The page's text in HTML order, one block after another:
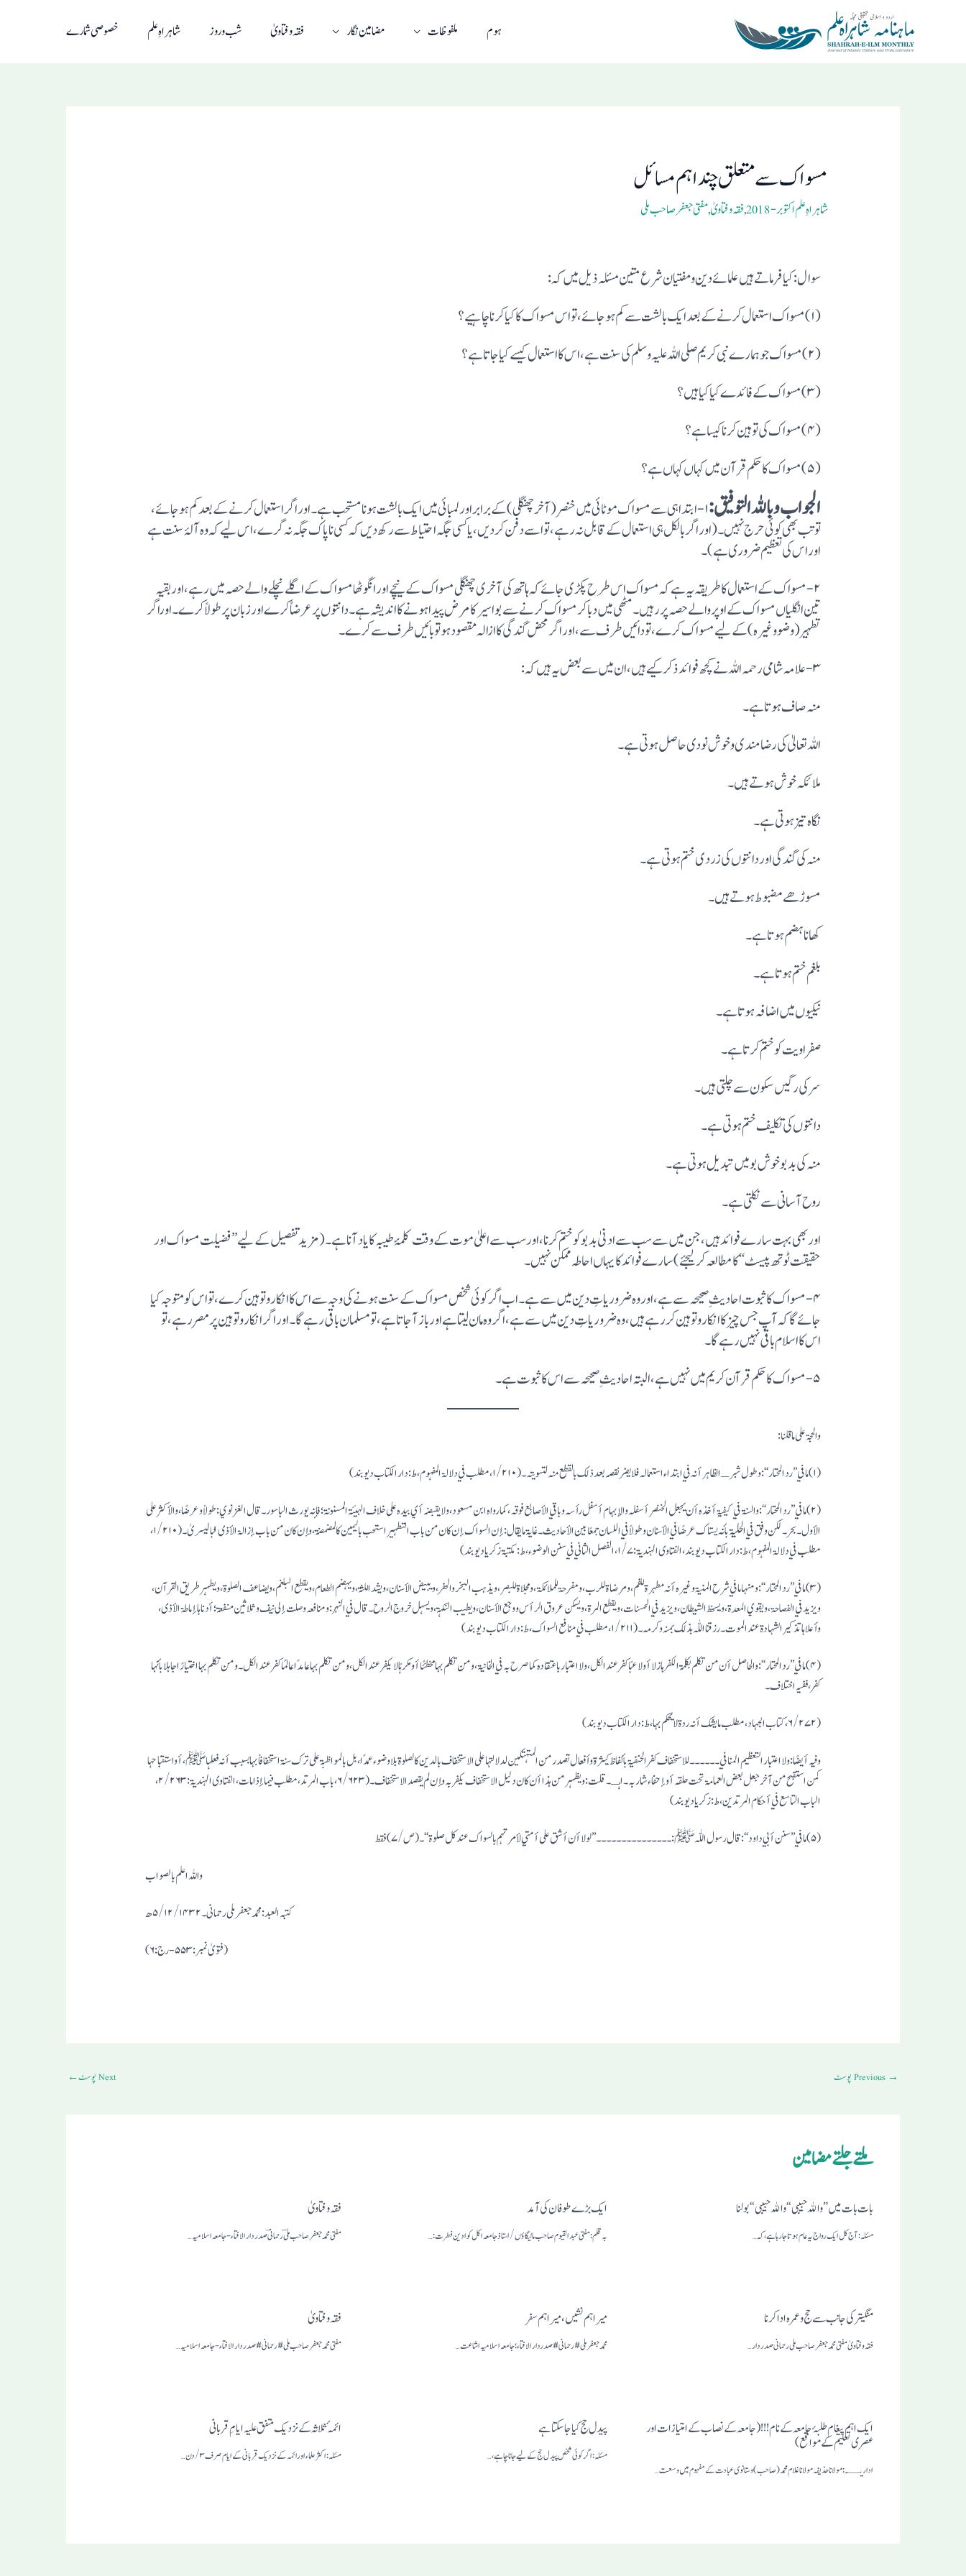
ہوم ملفوظات مضامین نگار فقہ و فتاویٰ شب و روز شاہراہِ علم خصوصی شمارے
مسواک سے متعلق چند اہم مسائل
شاہراہِ علم اکتوبر- 2018 ,فقہ و فتاویٰ,مفتی جعفر صاحب ملی
سوال: کیا فرما تے ہیں علمائے دین ومفتیان شرع متین مسئلہ ذیل میں کہ :
(۱)مسو اک استعمال کر نے کے بعد ایک با لشت سے کم ہوجا ئے، تو اس مسوا ک کا کیا کر نا چا ہیے ؟
(۲)مسو اک جو ہما رے نبی کر یم صلی اللہ علیہ وسلم کی سنت ہے ، اس کا استعما ل کیسے کیا جاتا ہے ؟
(۳) مسوا ک کے فا ئدے کیا کیا ہیں ؟
(۴) مسو ا ک کی تو ہین کرنا کیسا ہے ؟
(۵) مسو ا ک کا حکم قر آ ن میں کہا ں کہاں ہے ؟
الجواب وباللہ التوفیق : ۱- ابتد ا ہی سے مسو ا ک مو ٹا ئی میں خنصر (آخر چھنگلی ) کے برابر اور لمبائی میں ایک بالشت ہو نا مستحب ہے۔ اور اگر استعما ل کر نے کے بعد کم ہو جائے،
تو تب بھی کوئی حرج نہیں۔ (اور اگر بالکل ہی استعما ل کے قا بل نہ رہے، تو اسے دفن کردیں، یا کسی جگہ احتیاط سے رکھ دیں کہ کسی ناپاک جگہ نہ گر ے، اس لیے کہ وہ آلۂ سنت ہے
اور اس کی تعظیم ضروری ہے)۔
۲- مسو اک کے استعمال کا طریقہ یہ ہے کہ مسو اک اس طرح پکڑی جائے کہ ہا تھ کی آخری چھنگلی مسواک کے نیچے اور انگو ٹھا مسواک کے اگلے نچلے والے حصہ میں رہے، اور بقیہ
تین انگلیاں مسو اک کے اوپر والے حصہ پر رہیں۔مٹھی میں دبا کر مسوا ک کر نے سے بو اسیر کا مر ض پید ا ہو نے کا اندیشہ ہے۔ دانتو ں پر عرضاً کر ے اور زبا ن پر طو لاً کرے۔ اوراگر
تطہیر (وضو وغیرہ ) کے لیے مسو اک کرے، تو دائیں طر ف سے، اور اگر محض گند گی کا ازالہ مقصو د ہو تو با ئیں طر ف سے کر ے۔
۳- علا مہ شامی رحمہ اللہ نے کچھ فو ائد ذکر کیے ہیں، ان میں سے بعض یہ ہیں کہ:
منہ صاف ہو تا ہے۔
اللہ تعالیٰ کی رضا مند ی وخوش نو دی حاصل ہو تی ہے۔
ملا ئکہ خو ش ہو تے ہیں۔
نگا ہ تیز ہو تی ہے۔
منہ کی گند گی اور دانتو ں کی زرد ی ختم ہو تی ہے۔
مسو ڑھے مضبو ط ہو تے ہیں۔
کھا نا ہضم ہو تا ہے۔
بلغم ختم ہو تا ہے۔
نیکیوں میں اضا فہ ہوتا ہے۔
صفراویت کو ختم کرتا ہے۔
سرکی رگیں سکو ن سے چلتی ہیں۔
دانتو ں کی تکلیف ختم ہو تی ہے۔
منہ کی بد بو خو ش بو میں تبد یل ہو تی ہے۔
روح آ سا نی سے نکلتی ہے۔
اوربھی بہت سارے فو ائد ہیں ،جن میں سے سب سے ادنیٰ بد بو کو ختم کرنا، اور سب سے اعلیٰ مو ت کے وقت کلمۂ طیبہ کا یا د آ نا ہے۔ (مزید تفصیل کے لیے’’ فضیلت مسو ا ک اور
حقیقت ٹو تھ پیسٹ ‘‘ کا مطالعہ کر لیجئے) سارے فو ائد کا یہا ں احا طہ ممکن نہیں۔
۴- مسوا ک کا ثبو ت احا دیثِ صحیحہ سے ہے، اور وہ ضروریاتِ دین میں سے ہے۔ اب اگر کوئی شخص مسو اک کے سنت ہو نے کی وجہ سے اس کا انکار و تو ہین کر ے، تو اس کو متو جہ کیا
جائے گا کہ آپ جس چیز کا انکا ر و تو ہین کر رہے ہیں، وہ ضروریاتِ دین میں سے ہے ، اگروہ ما ن لیتا ہے اور با ز آجاتا ہے ، تو مسلما ن باقی رہے گا۔اور اگر انکا ر و تو ہین پر مصر رہے،تو
اس کا اسلا م با قی نہیں رہے گا۔
۵- مسو اک کا حکم قر آن کریم میں نہیں ہے ، البتہ احادیثِ صحیحہ سے اس کا ثبو ت ہے۔
والحجۃ علی ما قلنا :
(۱) ما في ’’ رد المحتار ‘‘ : وطول شبر ـ الظاہر أنہ في ابتداء استعمالہ فلا یضر نقصہ بعد ذلک بالقطع منہ لتسویتہ ۔ (۱/۲۱۰ ، مطلب في دلالۃ المفہوم ، ط : دار الکتاب دیوبند)
(۲) ما في ’’ رد المحتار ‘‘ : والسنۃ في کیفیۃ أخذہ أن یجعل الخنصر أسفلہ والإبہام أسفل رأسہ وباقي الأصابع فوقہ ، کما رواہ ابن مسعود ، ولا یقبضہ أي بیدہ علی خلاف الہیئۃ المسنونۃ ؛ فإنہ یورث الباسور ۔ قال الغزنوي : طولاً وعرضًا ، والأکثر علی
الأول ۔ بحر ۔ لکن وفق في الحلیۃ بأنہ یستاک عرضًا في الأسنان وطولاً في اللسان جمعًا بین الأحادیث ۔ غایۃ ما یقال : إن السواک إن کان من باب التطہیر استحب بالیمین کالمضمضۃ ، وإن کان من باب إزالۃ الأذی فبالیسریٰ ۔ (۱/۲۱۰ ،
مطلب في دلالۃ المفہوم ، ط : دار الکتاب دیوبند ، الفتاوی الہندیۃ : ۱/۷ ، الفصل الثاني في سنن الوضوء ، ط : مکتبۃ زکریا دیوبند)
(۳) ما في ’’ رد المحتار ‘‘ : ومنہا ما في شرح المنیۃ وغیرہ أنہ مطہرۃ للفم ، ومرضاۃ للرب ، ومفرحۃ للملائکۃ ، ومجلاۃ للبصر ، ویذہب البخر والحفر ، ویبیض الأسنان ، ویشد اللثۃ ، ویہضم الطعام ، ویقطع البلغم ، ویضاعف الصلوۃ ، ویطہر طریق القرآن ،
ویزید في الفصاحۃ ، ویقوي المعدۃ ، ویسخط الشیطان ، ویزید في الحسنات ، ویقطع المرۃ ، ویسکن عروق الرأس ووجع الأسنان ، ویطیب النکہۃ ، ویسہل خروج الروح ۔ قال في النہر : ومنافعہ وصلت إلی نیف وثلاثین منفعۃ ؛ أدناہا إماطۃ الأذی ،
وأعلاہا تذکیر الشہادۃ عند الموت ۔ رزقنا اللّٰہ بذلک بمنہ وکرمہ ۔ (۱/۲۱۱ ، مطلب في منافع السواک ، ط : دار الکتاب دیوبند)
(۴) ما في ’’ رد المحتار ‘‘ : والحاصل أن من تکلم بکلمۃ الکفر ہازلا أو لاعبًا کفر عند الکل ، ولا اعتبار باعتقادہ کما صرح بہ في الخانیۃ ، ومن تکلم بہا مخطئًا أو مکرہًا لا یکفر عندالکل ، ومن تکلم بہا عامدًا عالمًا کفر عند الکل ۔ ومن تکلم بہا اختیارًا جاہلا بأنہا
کفر ، ففیہ اختلا ف ۔
(۶/۲۷۲ ، کتاب الجہاد ، مطلب ما یشک أنہ ردۃ لا یحکم بہا ، ط : دار الکتاب دیوبند)
وفیہ أیضًا : ولا اعتبار التعظیم المنافي ۔۔۔۔۔۔ للاستخفاف کفر الحنفیۃ بألفاظ کیثرۃ وأفعال تصدر من المتہتکین لدلالتہا علی الاستخفاف بالدین کالصلوۃ بلا وضوء عمدًا ، بل بالمواظبۃ علی ترک سنۃ استخفافاً بہا بسبب أنہ فعلہا ﷺ ، أواستقباحہا
کمن استقبح من آخر جعل بعض العمامۃ تحت حلقہ أو إحفاء شاربہ ۔ اہـ ۔ قلت : ویظہر من ہذا أن کان دلیل الاستخفاف یکفر بہ وإن لم یقصد الاستخفاف ۔ (۶/۶۲۳، باب المرتد ، مطلب فیما إذا مات ، الفتاوی الہندیۃ :۲/۲۶۳ ،
البا ب التاسع في أحکام المرتدین ، ط : زکریا دیوبند)
(۵) ما في ’’ سنن أبي داود ‘‘ : قال رسول اللّٰہ ﷺ : ۔۔۔۔۔۔۔۔۔۔۔۔۔۔۔ ’’ لولا أن أشق علی أمتي لأمرتہم بالسواک عند کل صلوۃ ‘‘۔ (ص/۷) فقط
واللہ اعلم بالصواب
کتبہ العبد : محمد جعفرملی رحمانی ۔۵/۱۲/۱۴۳۲ ھ
(فتویٰ نمبر :۵۵۳- رج :۶)
→ Next پوسٹ ←
ملتے جلتے مضامین
بات بات میں ” والله حبیبی“ والله حبیبی“ بولنا
مسئلہ: آج کل ایک رواج یہ عام ہوتا جارہاہے، کہ…
ایک بڑے طوفان کی آمد
بہ قلم: مفتی عبدالقیوم صاحب مالیگاؤں/استاذجامعہ اکل کوا دین فطرت: …
فقہ وفتاویٰ
مفتی محمد جعفر صاحب ملی ؔرحمانیؔ صدر دار الافتاء-جامعہ اسلامیہ…
منگیترکی جانب سے حج وعمرہ ادا کرنا
فقہ وفتاویٰ مفتی محمد جعفر صاحب ملی رحمانی صدر دار…
میرا ہم نشیں، میرا ہم سفر
محمد جعفر ملی# رحمانی# صدردار الافتاء؛ جامعہ اسلامیہ اشاعت…
فقہ وفتاویٰ
مفتی محمد جعفر صاحب ملی #رحمانی# صدر دار الافتاء-جامعہ اسلامیہ…
ایک اہم پیغام طلبۂ جامعہ کے نام!!! (جامعہ کے نصاب کے امتیازات اور
عصری تعلیم کے مواقع )
اداریــہ: مولانا حذیفہ مولاناغلام محمد(صاحب)وستانوی عبادت کے مفہوم میں وسعت…
پیدل حج کیا جاسکتا ہے
مسئلہ: اگر کوئی شخص پیدل حج کے لیے جانا چاہے،…
ائمہٴ ثلاثہ کے نزدیک متفق علیہ ایامِ قربانی
مسئلہ: اکثرعلماء اورائمہ کے نزدیک قربانی کے ایام صرف ۳/دن…